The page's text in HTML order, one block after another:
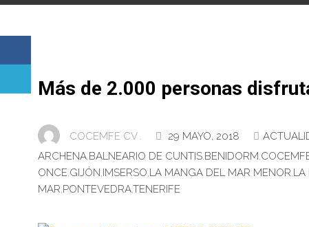
Más de 2.000 personas
COCEMFE CV . 29 MAYO, 2018
ARCHENA,BALNEARIO DE CUNTIS,BENIDORM,
ONCE,GIJÓN,IMSERSO,LA MANGA DEL MAR MENOR,LA
MAR,PONTEVEDRA,TENERIFE